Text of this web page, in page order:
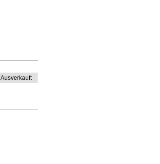
Ausverkauft